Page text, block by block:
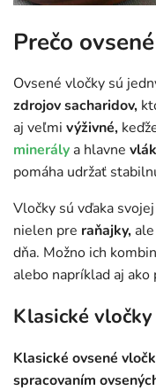
Prečo
Ovsené vločky sú
zdrojov sacharidov,
aj veľmi výživné,
minerály a hlavne
pomáha udržať
Vločky sú vďaka svojej
nielen pre raňajky,
dňa. Možno ich
alebo napríklad aj ako
Klasické vločky
Klasické ovsené
spracovaním